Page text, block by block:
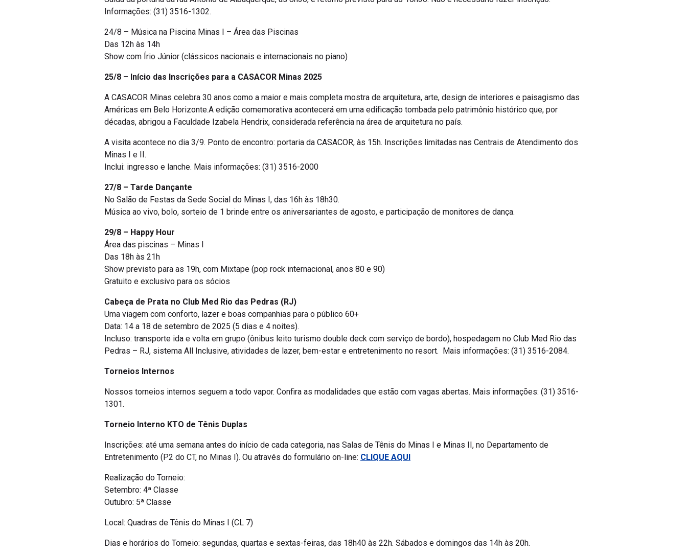
Informações: (31) 3516-1302.
24/8 – Música na Piscina Minas I – Área das Piscinas
Das 12h às 14h
Show com Írio Júnior (clássicos nacionais e internacionais no piano)
25/8 – Início das Inscrições para a CASACOR Minas 2025
A CASACOR Minas celebra 30 anos como a maior e mais completa mostra de arquitetura, arte, design de interiores e paisagismo das
Américas em Belo Horizonte.A edição comemorativa acontecerá em uma edificação tombada pelo patrimônio histórico que, por
décadas, abrigou a Faculdade Izabela Hendrix, considerada referência na área de arquitetura no país.
A visita acontece no dia 3/9. Ponto de encontro: portaria da CASACOR, às 15h. Inscrições limitadas nas Centrais de Atendimento dos
Minas I e II.
Inclui: ingresso e lanche. Mais informações: (31) 3516-2000
27/8 – Tarde Dançante
No Salão de Festas da Sede Social do Minas I, das 16h às 18h30.
Música ao vivo, bolo, sorteio de 1 brinde entre os aniversariantes de agosto, e participação de monitores de dança.
29/8 – Happy Hour
Área das piscinas – Minas I
Das 18h às 21h
Show previsto para as 19h, com Mixtape (pop rock internacional, anos 80 e 90)
Gratuito e exclusivo para os sócios
Cabeça de Prata no Club Med Rio das Pedras (RJ)
Uma viagem com conforto, lazer e boas companhias para o público 60+
Data: 14 a 18 de setembro de 2025 (5 dias e 4 noites).
Incluso: transporte ida e volta em grupo (ônibus leito turismo double deck com serviço de bordo), hospedagem no Club Med Rio das
Pedras – RJ, sistema All Inclusive, atividades de lazer, bem-estar e entretenimento no resort. Mais informações: (31) 3516-2084.
Torneios Internos
Nossos torneios internos seguem a todo vapor. Confira as modalidades que estão com vagas abertas. Mais informações: (31) 3516-
1301.
Torneio Interno KTO de Tênis Duplas
Inscrições: até uma semana antes do início de cada categoria, nas Salas de Tênis do Minas I e Minas II, no Departamento de
Entretenimento (P2 do CT, no Minas I). Ou através do formulário on-line: CLIQUE AQUI
Realização do Torneio:
Setembro: 4ª Classe
Outubro: 5ª Classe
Local: Quadras de Tênis do Minas I (CL 7)
Dias e horários do Torneio: segundas, quartas e sextas-feiras, das 18h40 às 22h. Sábados e domingos das 14h às 20h.